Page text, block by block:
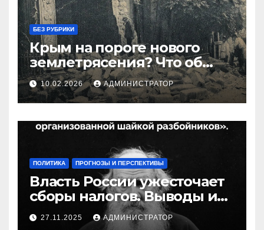
БЕЗ РУБРИКИ
Крым на пороге нового
землетрясения? Что об
этом известно
10.02.2026 АДМИНИСТРАТОР
ПОЛИТИКА ПРОГНОЗЫ И ПЕРСПЕКТИВЫ
Власть России ужесточает
сборы налогов. Выводы и
следствия
27.11.2025 АДМИНИСТРАТОР